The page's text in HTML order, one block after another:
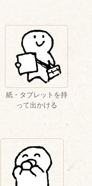
紙・タブレットを持
って出かける